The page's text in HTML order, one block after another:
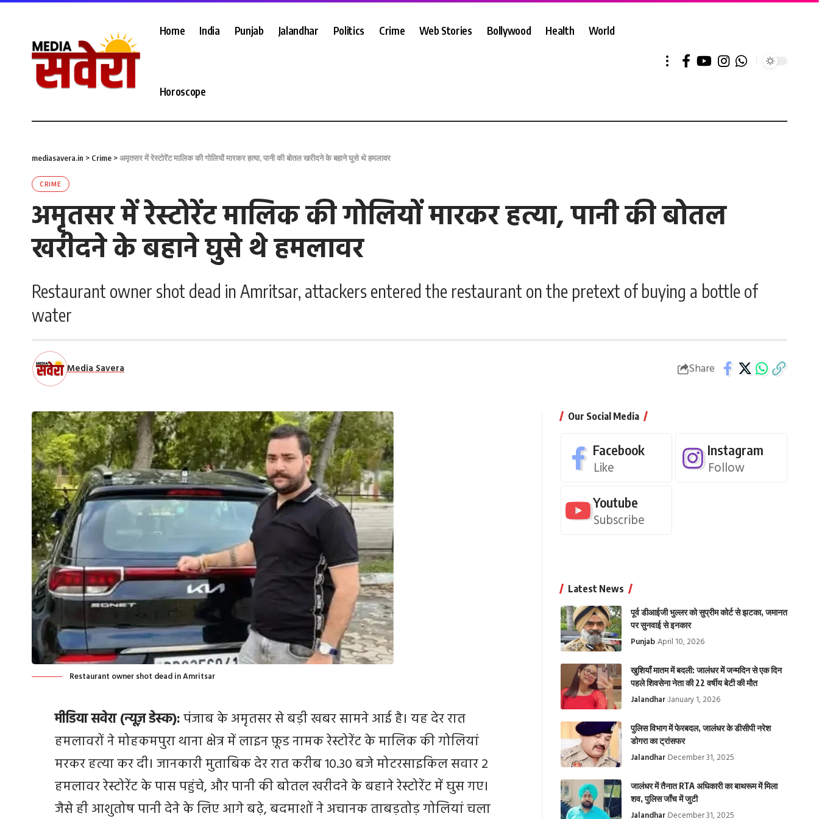
Home India Punjab Jalandhar Politics Crime Web Stories Bollywood Health World
Horoscope
mediasavera.in > Crime >अमृतसर में रेस्टोरेंट मालिक की गोलियों मारकर हत्या, पानी की बोतल खरीदने के बहाने घुसे थे हमलावर
CRIME
अमृतसर में रेस्टोरेंट मालिक की गोलियों मारकर हत्या, पानी की बोतल
खरीदने के बहाने घुसे थे हमलावर
Restaurant owner shot dead in Amritsar, attackers entered the restaurant on the pretext of buying a bottle of
water
Media Savera Share
Restaurant owner shot dead in Amritsar
मीडिया सवेरा (न्यूज़ डेस्क):पंजाब के अमृतसर से बड़ी खबर सामने आई है। यह देर रात
हमलावरों ने मोहकमपुरा थाना क्षेत्र में लाइन फ़ूड नामक रेस्टोरेंट के मालिक की गोलियां
मरकर हत्या कर दी। जानकारी मुताबिक देर रात करीब 10.30 बजे मोटरसाइकिल सवार 2
हमलावर रेस्टोरेंट के पास पहुंचे, और पानी की बोतल खरीदने के बहाने रेस्टोरेंट में घुस गए।
जैसे ही आशुतोष पानी देने के लिए आगे बढ़े, बदमाशों ने अचानक ताबड़तोड़ गोलियां चला
Our Social Media
Facebook
Like
Instagram
Follow
Youtube
Subscribe
Latest News
पूर्व डीआईजी भुल्लर को सुप्रीम कोर्ट से झटका, जमानत
पर सुनवाई से इनकार
Punjab April 10, 2026
खुशियाँ मातम में बदली: जालंधर में जन्मदिन से एक दिन
पहले शिवसेना नेता की 22 वर्षीय बेटी की मौत
Jalandhar January 1, 2026
पुलिस विभाग में फेरबदल, जालंधर के डीसीपी नरेश
डोगरा का ट्रांसफर
Jalandhar December 31, 2025
जालंधर में तैनात RTA अधिकारी का बाथरूम में मिला
शव, पुलिस जाँच में जुटी
Jalandhar December 31, 2025